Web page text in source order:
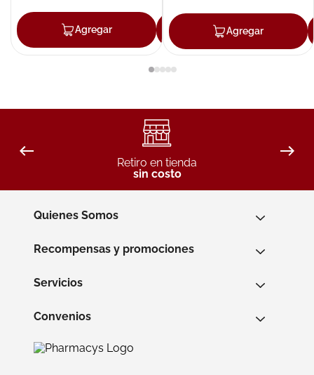
Agregar Agregar
Agregar
Retiro en tienda
sin costo
Quienes Somos
Recompensas y promociones
Servicios
Convenios